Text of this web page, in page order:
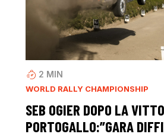
2 MIN
WORLD RALLY CHAMPIONSHIP
SEB OGIER DOPO LA
PORTOGALLO:”GARA